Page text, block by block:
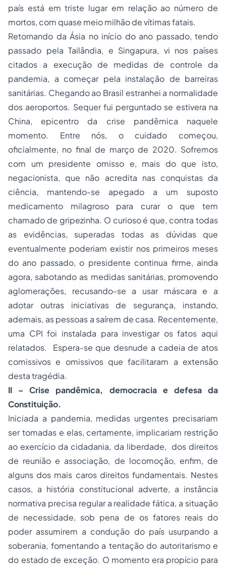
país está em triste lugar em relação ao número de
mortos, com quase meio milhão de vítimas fatais.
Retornando da Ásia no início do ano passado, tendo
passado pela Tailândia, e Singapura, vi nos países
citados a execução de medidas de controle da
pandemia, a começar pela instalação de barreiras
sanitárias. Chegando ao Brasil estranhei a normalidade
dos aeroportos. Sequer fui perguntado se estivera na
China, epicentro da crise pandêmica naquele
momento. Entre nós, o cuidado começou,
oficialmente, no final de março de 2020. Sofremos
com um presidente omisso e, mais do que isto,
negacionista, que não acredita nas conquistas da
ciência, mantendo-se apegado a um suposto
medicamento milagroso para curar o que tem
chamado de gripezinha. O curioso é que, contra todas
as evidências, superadas todas as dúvidas que
eventualmente poderiam existir nos primeiros meses
do ano passado, o presidente continua firme, ainda
agora, sabotando as medidas sanitárias, promovendo
aglomerações, recusando-se a usar máscara e a
adotar outras iniciativas de segurança, instando,
ademais, as pessoas a saírem de casa. Recentemente,
uma CPI foi instalada para investigar os fatos aqui
relatados. Espera-se que desnude a cadeia de atos
comissivos e omissivos que facilitaram a extensão
desta tragédia.
II – Crise pandêmica, democracia e defesa da
Constituição.
Iniciada a pandemia, medidas urgentes precisariam
ser tomadas e elas, certamente, implicariam restrição
ao exercício da cidadania, da liberdade, dos direitos
de reunião e associação, de locomoção, enfim, de
alguns dos mais caros direitos fundamentais. Nestes
casos, a história constitucional adverte, a instância
normativa precisa regular a realidade fática, a situação
de necessidade, sob pena de os fatores reais do
poder assumirem a condução do país usurpando a
soberania, fomentando a tentação do autoritarismo e
do estado de exceção. O momento era propício para